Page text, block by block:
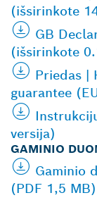
(išsirinkote
GB
(išsirinkote
Priedas |
guarantee
versija)
GAMINIO
Gaminio
(PDF 1,5 MB)